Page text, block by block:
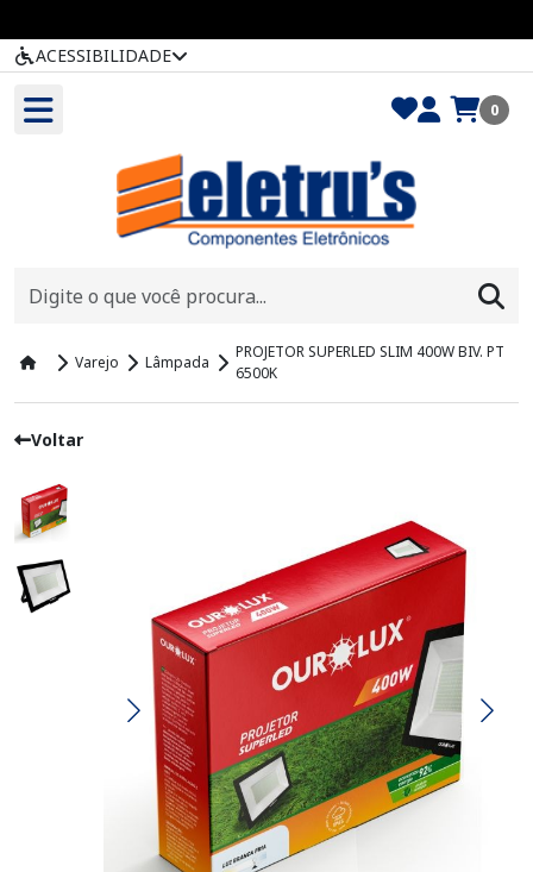
ACESSIBILIDADE
0
Varejo Lâmpada
PROJETOR SUPERLED SLIM 400W BIV. PT
6500K
Voltar